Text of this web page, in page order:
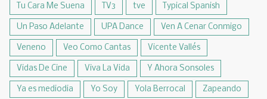
Tu Cara Me Suena TV3 tve Typical Spanish
Un Paso Adelante UPA Dance Ven A Cenar Conmigo
Veneno Veo Como Cantas Vicente Vallés
Vidas De Cine Viva La Vida Y Ahora Sonsoles
Ya es mediodia Yo Soy Yola Berrocal Zapeando